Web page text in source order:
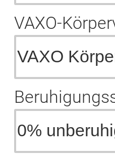
VAXO-